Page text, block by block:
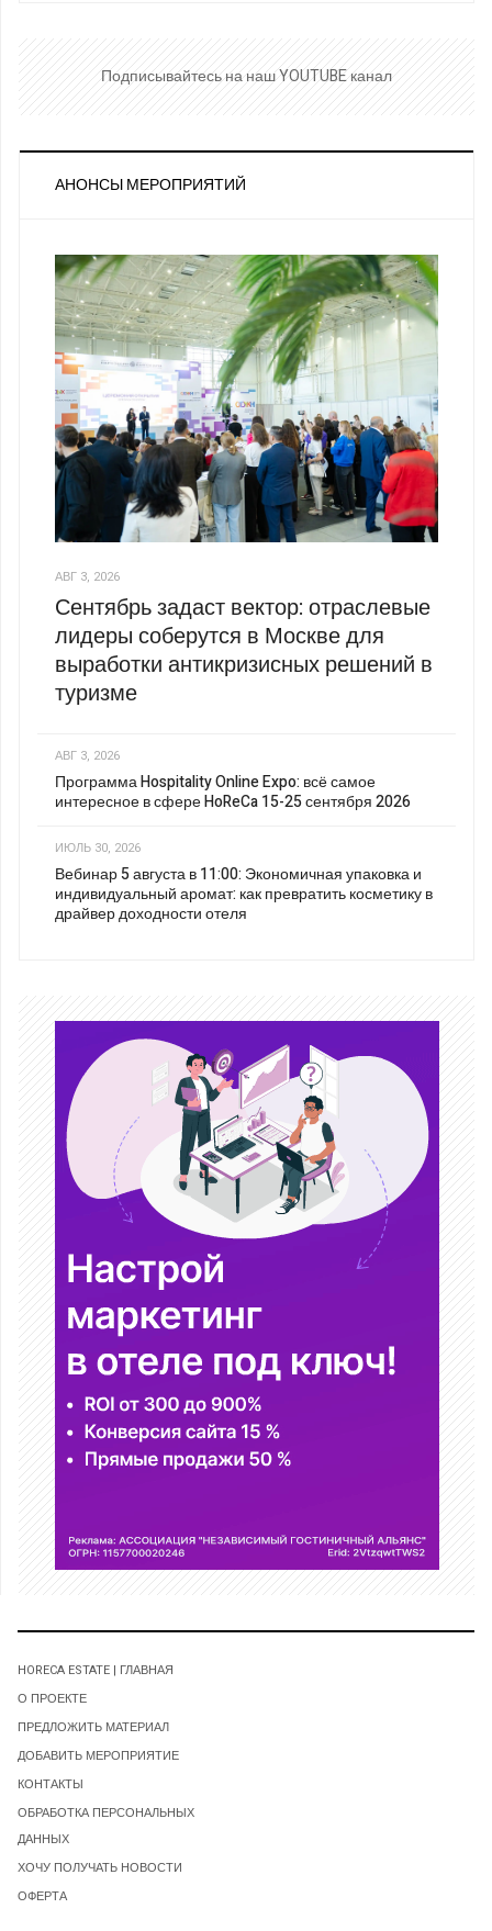
Подписывайтесь на наш YOUTUBE канал
АНОНСЫ МЕРОПРИЯТИЙ
АВГ 3, 2026
Сентябрь задаст вектор: отраслевые
лидеры соберутся в Москве для
выработки антикризисных решений в
туризме
АВГ 3, 2026
Программа Hospitality Online Expo: всё самое
интересное в сфере HoReCa 15-25 сентября 2026
ИЮЛЬ 30, 2026
Вебинар 5 августа в 11:00: Экономичная упаковка и
индивидуальный аромат: как превратить косметику в
драйвер доходности отеля
HORECA ESTATE | ГЛАВНАЯ
О ПРОЕКТЕ
ПРЕДЛОЖИТЬ МАТЕРИАЛ
ДОБАВИТЬ МЕРОПРИЯТИЕ
КОНТАКТЫ
ОБРАБОТКА ПЕРСОНАЛЬНЫХ
ДАННЫХ
ХОЧУ ПОЛУЧАТЬ НОВОСТИ
ОФЕРТА